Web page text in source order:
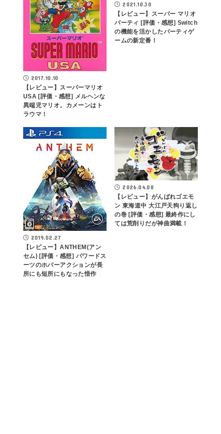
2017.10.10
【レビュー】スーパーマリオ
USA [評価・感想] メルヘンな
異端児マリオ。カメーンはト
ラウマ！
2021.10.30
【レビュー】スーパー マリオ
パーティ [評価・感想] Switch
の機能を活かしたパーティゲ
ームの新定番！
2019.02.27
【レビュー】ANTHEM(アン
セム) [評価・感想] パワードス
ーツのホバーアクションが長
所にも短所にもなった惜作
2026.04.08
【レビュー】がんばれゴエモ
ン 東海道中 大江戸天狗り返し
の巻 [評価・感想] 最終作にし
ては荒削りだが神曲満載！